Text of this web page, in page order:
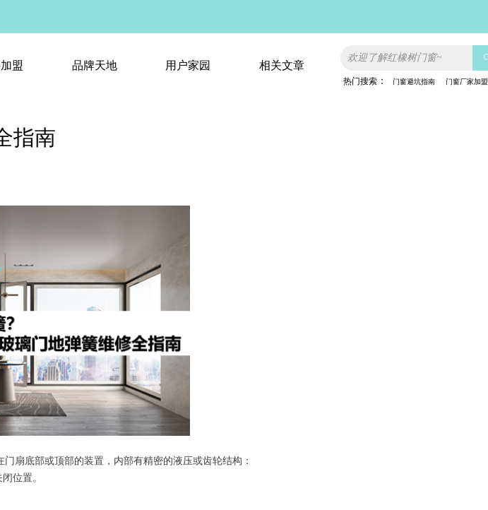
盟 品牌天地 用户家园 相关文章
热门搜索 ： 门窗避坑指南 门窗厂家加盟
扇底部或顶部的装置，内部有精密的液压或齿轮结构：
位置。
指南